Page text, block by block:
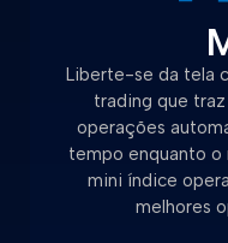
Liberte-se da tela
trading que
operações
tempo enquanto o
mini índice
melhores